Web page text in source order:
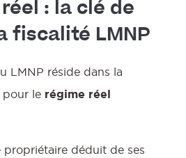
: la clé de
fiscalité LMNP
LMNP réside dans la
pour le régime réel
propriétaire déduit de ses